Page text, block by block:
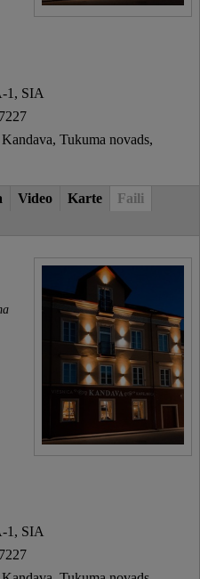
1, SIA
Tukuma novads,
Video Karte
Faili
1, SIA